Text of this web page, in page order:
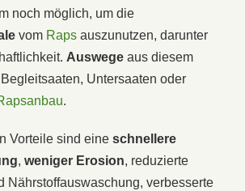
noch möglich, um die
vom Raps auszunutzen, darunter
Auswege aus diesem
Untersaaten oder
.
Vorteile sind eine schnellere
, weniger Erosion, reduzierte
Nährstoffauswaschung, verbesserte